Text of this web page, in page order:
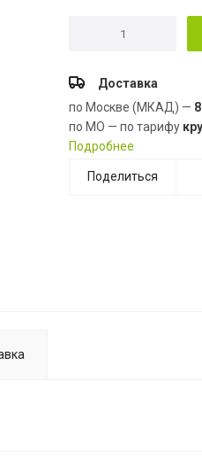
Доставка
по Москве (МКАД) —
по МО — по тарифу
Подробнее
Поделиться